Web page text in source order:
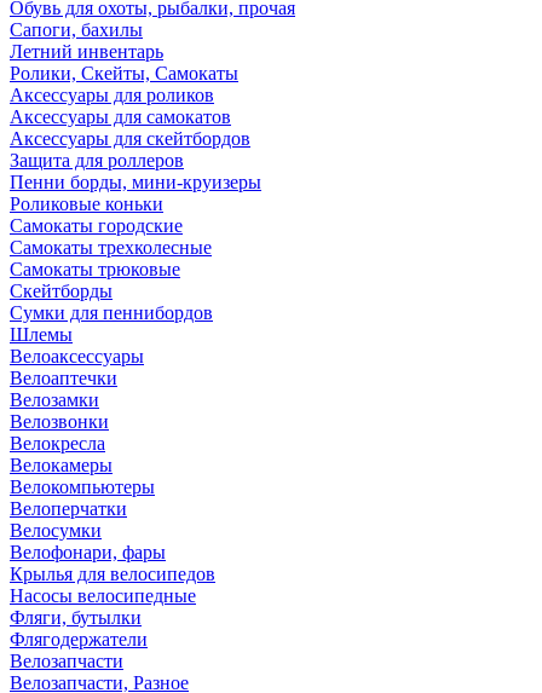
Обувь для охоты, рыбалки, прочая
Сапоги, бахилы
Летний инвентарь
Ролики, Скейты, Самокаты
Аксессуары для роликов
Аксессуары для самокатов
Аксессуары для скейтбордов
Защита для роллеров
Пенни борды, мини-круизеры
Роликовые коньки
Самокаты городские
Самокаты трехколесные
Самокаты трюковые
Скейтборды
Сумки для пеннибордов
Шлемы
Велоаксессуары
Велоаптечки
Велозамки
Велозвонки
Велокресла
Велокамеры
Велокомпьютеры
Велоперчатки
Велосумки
Велофонари, фары
Крылья для велосипедов
Насосы велосипедные
Фляги, бутылки
Флягодержатели
Велозапчасти
Велозапчасти, Разное